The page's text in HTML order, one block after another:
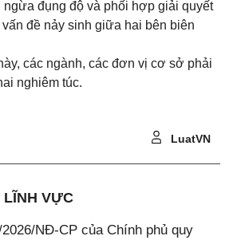
ngừa đụng độ và phối hợp giải quyết
đề nảy sinh giữa hai bên biên
các ngành, các đơn vị cơ sở phải
nghiêm túc.
LuatVN
LĨNH VỰC
NĐ-CP của Chính phủ quy